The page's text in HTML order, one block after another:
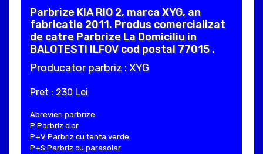
Parbrize KIA RIO 2, marca XYG, an
fabricatie 2011. Produs comercializat
de catre Parbrize La Domiciliu in
BALOTESTI ILFOV cod postal 77015 .
Producator parbriz : XYG
Pret : 230 Lei
Abrevieri parbrize:
P:Parbriz clar
P+V:Parbriz cu tenta verde
P+S:Parbriz cu parasolar